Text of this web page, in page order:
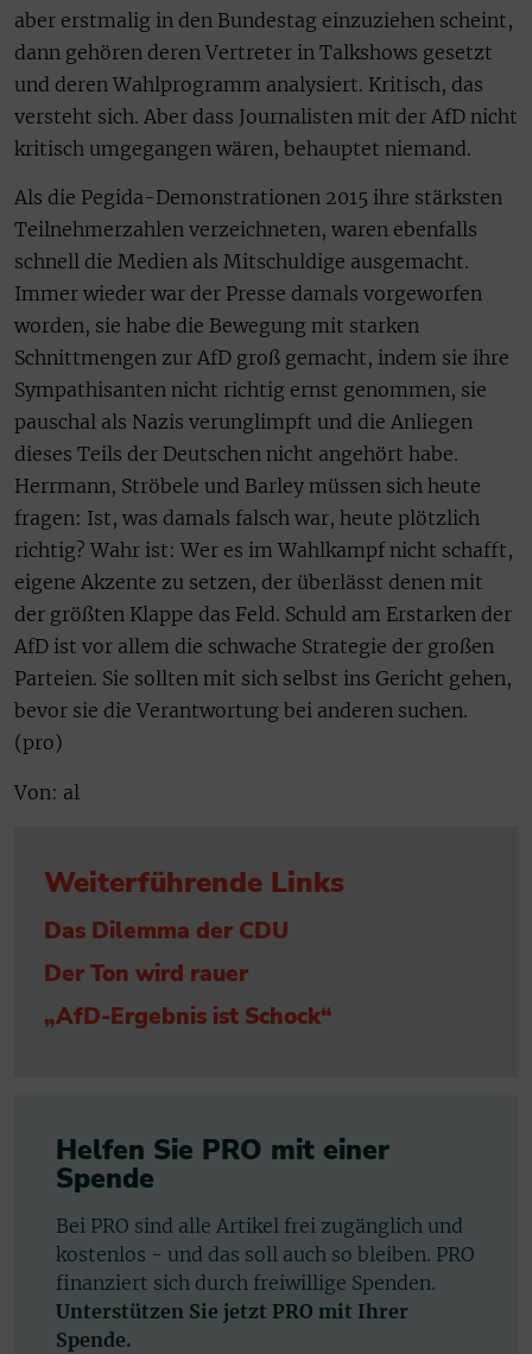
aber erstmalig in den Bundestag einzuziehen scheint,
dann gehören deren Vertreter in Talkshows gesetzt
und deren Wahlprogramm analysiert. Kritisch, das
versteht sich. Aber dass Journalisten mit der AfD nicht
kritisch umgegangen wären, behauptet niemand.
Als die Pegida-Demonstrationen 2015 ihre stärksten
Teilnehmerzahlen verzeichneten, waren ebenfalls
schnell die Medien als Mitschuldige ausgemacht.
Immer wieder war der Presse damals vorgeworfen
worden, sie habe die Bewegung mit starken
Schnittmengen zur AfD groß gemacht, indem sie ihre
Sympathisanten nicht richtig ernst genommen, sie
pauschal als Nazis verunglimpft und die Anliegen
dieses Teils der Deutschen nicht angehört habe.
Herrmann, Ströbele und Barley müssen sich heute
fragen: Ist, was damals falsch war, heute plötzlich
richtig? Wahr ist: Wer es im Wahlkampf nicht schafft,
eigene Akzente zu setzen, der überlässt denen mit
der größten Klappe das Feld. Schuld am Erstarken der
AfD ist vor allem die schwache Strategie der großen
Parteien. Sie sollten mit sich selbst ins Gericht gehen,
bevor sie die Verantwortung bei anderen suchen.
(pro)
Von: al
Weiterführende Links
Das Dilemma der CDU
Der Ton wird rauer
„AfD-Ergebnis ist Schock“
Helfen Sie PRO mit einer
Spende
Bei PRO sind alle Artikel frei zugänglich und
kostenlos - und das soll auch so bleiben. PRO
finanziert sich durch freiwillige Spenden.
Unterstützen Sie jetzt PRO mit Ihrer
Spende.